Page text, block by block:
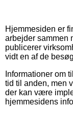
Hjemmesiden er
arbejder sammen
publicerer
vidt en af de
Informationer om
tid til anden, men
der kan være
hjemmesidens